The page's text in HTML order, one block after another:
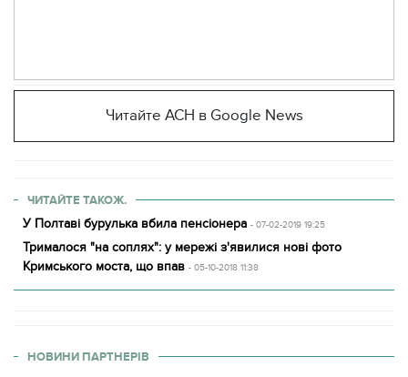
Читайте АСН в Google News
ЧИТАЙТЕ ТАКОЖ.
У Полтаві бурулька вбила пенсіонера - 07-02-2019 19:25
Трималося "на соплях": у мережі з'явилися нові фото
Кримського моста, що впав - 05-10-2018 11:38
НОВИНИ ПАРТНЕРІВ